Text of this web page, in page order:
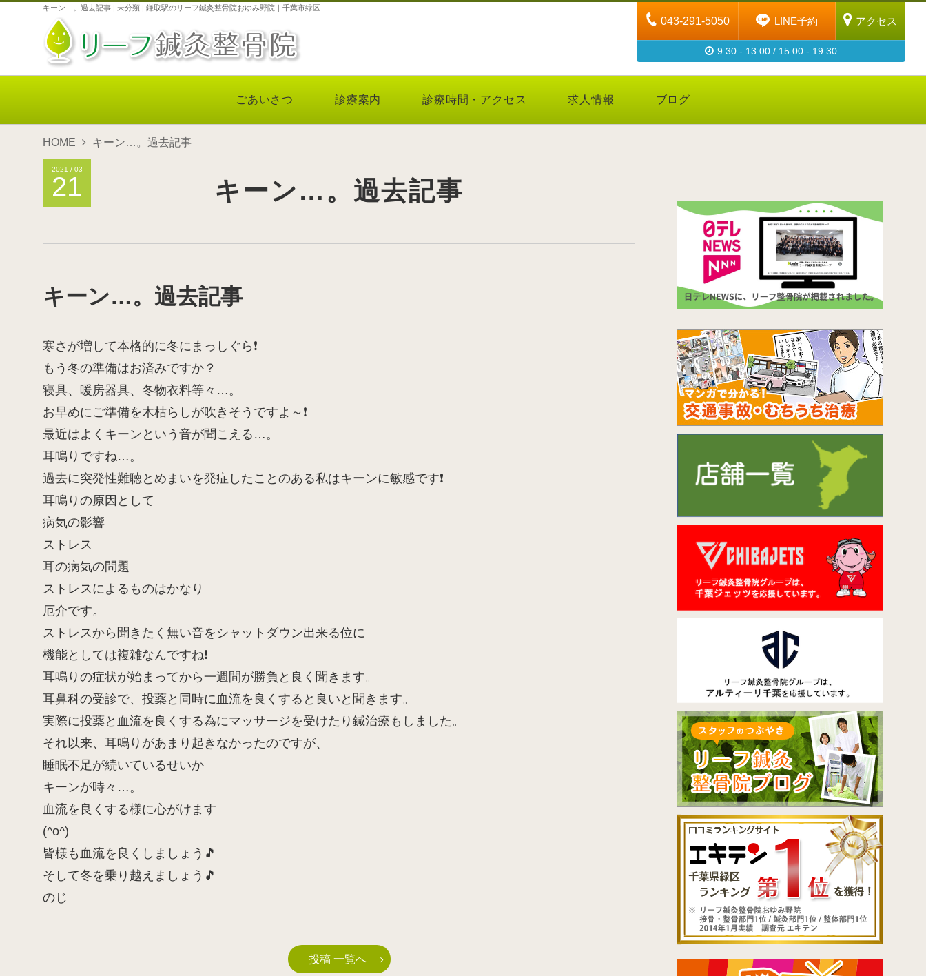
キーン…。過去記事 | 未分類 | 鎌取駅のリーフ鍼灸整骨院おゆみ野院｜千葉市緑区
043-291-5050 LINE予約 アクセス
9:30 - 13:00 / 15:00 - 19:30
ごあいさつ 診療案内 診療時間・アクセス 求人情報 ブログ
HOME キーン…。過去記事
キーン…。過去記事
キーン…。過去記事
2021 / 03
21
寒さが増して本格的に冬にまっしぐら❗
もう冬の準備はお済みですか？
寝具、暖房器具、冬物衣料等々…。
お早めにご準備を木枯らしが吹きそうですよ～❗
最近はよくキーンという音が聞こえる…。
耳鳴りですね…。
過去に突発性難聴とめまいを発症したことのある私はキーンに敏感です❗
耳鳴りの原因として
病気の影響
ストレス
耳の病気の問題
ストレスによるものはかなり
厄介です。
ストレスから聞きたく無い音をシャットダウン出来る位に
機能としては複雑なんですね❗
耳鳴りの症状が始まってから一週間が勝負と良く聞きます。
耳鼻科の受診で、投薬と同時に血流を良くすると良いと聞きます。
実際に投薬と血流を良くする為にマッサージを受けたり鍼治療もしました。
それ以来、耳鳴りがあまり起きなかったのですが、
睡眠不足が続いているせいか
キーンが時々…。
血流を良くする様に心がけます
(^o^)
皆様も血流を良くしましょう🎵
そして冬を乗り越えましょう🎵
のじ
投稿 一覧へ